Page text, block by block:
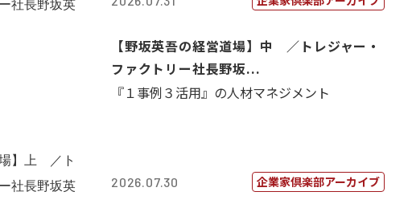
【野坂英吾の経営道場】中 ／トレジャー・
ファクトリー社長野坂...
『１事例３活用』の人材マネジメント
2026.07.30 企業家倶楽部アーカイブ